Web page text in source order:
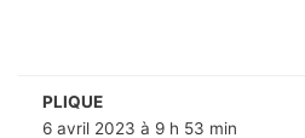
PLIQUE
6 avril 2023 à 9 h 53 min